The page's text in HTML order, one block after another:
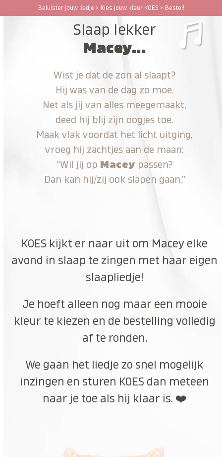
Beluister jouw liedje > Kies jouw kleur KOES > Bestel!
Open
Close
Slaap lekker
Macey...
Wist je dat de zon al slaapt?
Hij was van de dag zo moe.
Net als jij van alles meegemaakt,
deed hij blij zijn oogjes toe.
Maak vlak voordat het licht uitging,
vroeg hij zachtjes aan de maan:
“Wil jij op Macey passen?
Dan kan hij/zij ook slapen gaan.”
KOES kijkt er naar uit om Macey elke
avond in slaap te zingen met haar eigen
slaapliedje!
Je hoeft alleen nog maar een mooie
kleur te kiezen en de bestelling volledig
af te ronden.
We gaan het liedje zo snel mogelijk
inzingen en sturen KOES dan meteen
naar je toe als hij klaar is. ❤️